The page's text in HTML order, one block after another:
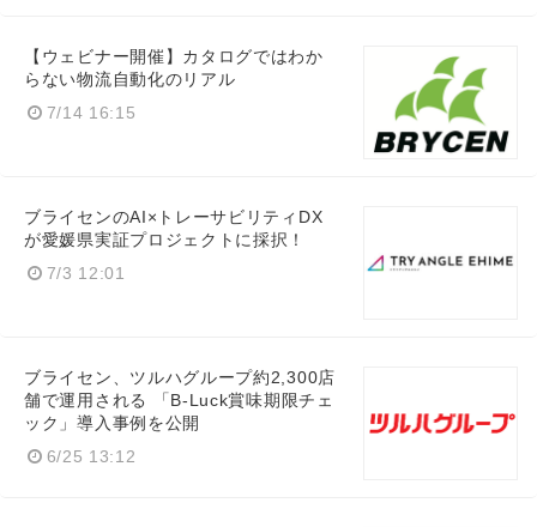
【ウェビナー開催】カタログではわか
らない物流自動化のリアル
7/14 16:15
ブライセンのAI×トレーサビリティDX
が愛媛県実証プロジェクトに採択！
7/3 12:01
ブライセン、ツルハグループ約2,300店
舗で運用される 「B-Luck賞味期限チェ
ック」導入事例を公開
6/25 13:12